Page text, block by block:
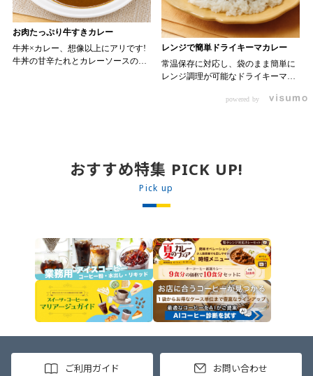
お肉たっぷり牛すきカレー
牛丼×カレー、想像以上にアリです!
牛丼の甘辛たれとカレーソースのス
丼の素を中央にのせます。 3. 手前
からカレーソースをかけ、サラダを
盛りつけます。 ※牛丼の素のたれを
レンジで簡単ドライキーマカレー
常温保存に対応し、袋のまま簡単に
レンジ調理が可能なドライキーマカ
オリジナルメニューにアレンジも可
powered by
おすすめ特集 PICK UP!
Pick up
ご利用ガイド お問い合わせ